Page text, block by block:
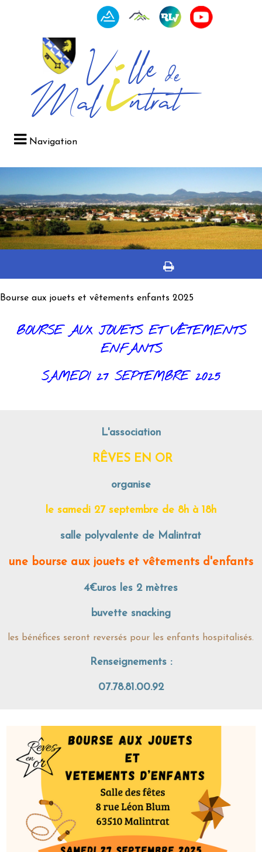
Navigation
Bourse aux jouets et vêtements enfants 2025
BOURSE AUX JOUETS ET VÊTEMENTS
ENFANTS
SAMEDI 27 SEPTEMBRE 2025
L'association
RÊVES EN OR
organise
le samedi 27 septembre de 8h à 18h
salle polyvalente de Malintrat
une bourse aux jouets et vêtements d'enfants
4€uros les 2 mètres
buvette snacking
les bénéfices seront reversés pour les enfants hospitalisés.
Renseignements :
07.78.81.00.92